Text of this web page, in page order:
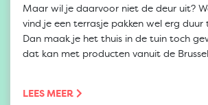
Maar wil je daarvoor niet de deur uit?
vind je een terrasje pakken wel erg
Dan maak je het thuis in de tuin toch
dat kan met producten vanuit de
LEES MEER